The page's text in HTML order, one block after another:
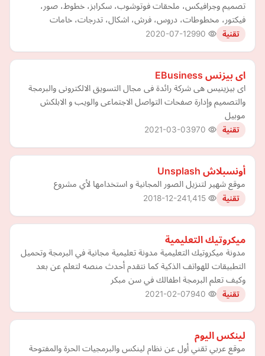
تصميم وجرافيكس، ملحقات فوتوشوب، سكرابز، خطوط، صور،
فيكتور، مخطوطات، دروس، فرش، اشكال، تدرجات، خامات
تقنية 2020-07-12
اى بيزنس EBusiness
اى بيزينيس هى شركة رائدة فى مجال التسويق الالكترونى والبرمجة
والتصميم وإدارة صفحات التواصل الاجتماعى والويب و الابلكش
موبيل
تقنية 2021-03-03
أونسبلاش Unsplash
موقع شهير لتنزيل الصور المجانية و استخدامها لأي مشروع
تقنية 2018-12-24
ميكروتيك التعليمية
مدونة ميكروتيك التعليمية مدونة تعليمية مجانية في البرمجة وتحميل
التطبيقات للهواتف الذكية كما نتقدم أحدث منصه لتعلم عن بعد
وكيف تعلم البرمجة اطفالك في سن مبكر
تقنية 2021-02-07
لينكس اليوم
موقع عربي تقني أول عن نظام لينكس والبرمجيات الحرة والمفتوحة